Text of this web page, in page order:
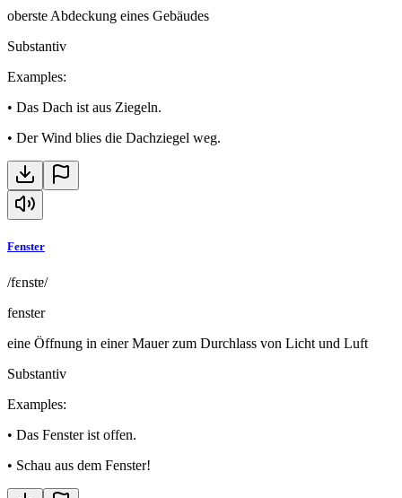
oberste Abdeckung eines Gebäudes
Substantiv
Examples:
• Das Dach ist aus Ziegeln.
• Der Wind blies die Dachziegel weg.
Fenster
/fɛnstɐ/
fenster
eine Öffnung in einer Mauer zum Durchlass von Licht und Luft
Substantiv
Examples:
• Das Fenster ist offen.
• Schau aus dem Fenster!